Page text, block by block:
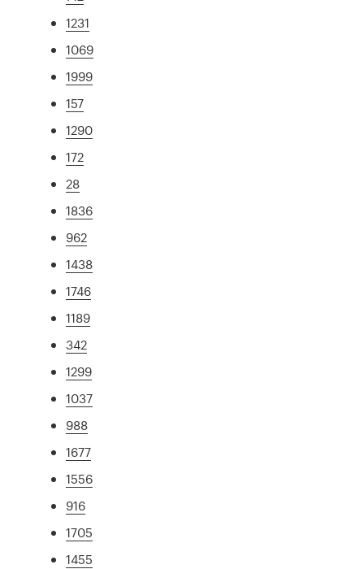
1231
1069
1999
157
1290
172
28
1836
962
1438
1746
1189
342
1299
1037
988
1677
1556
916
1705
1455